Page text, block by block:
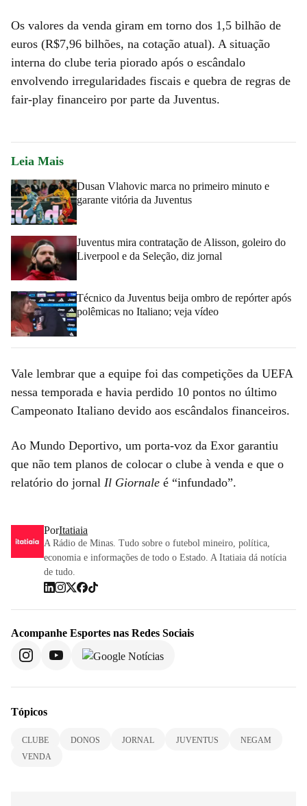
Os valores da venda giram em torno dos 1,5 bilhão de
euros (R$7,96 bilhões, na cotação atual). A situação
interna do clube teria piorado após o escândalo
envolvendo irregularidades fiscais e quebra de regras de
fair-play financeiro por parte da Juventus.
Leia Mais
Dusan Vlahovic marca no primeiro minuto e
garante vitória da Juventus
Juventus mira contratação de Alisson, goleiro do
Liverpool e da Seleção, diz jornal
Técnico da Juventus beija ombro de repórter após
polêmicas no Italiano; veja vídeo
Vale lembrar que a equipe foi das competições da UEFA
nessa temporada e havia perdido 10 pontos no último
Campeonato Italiano devido aos escândalos financeiros.
Ao Mundo Deportivo, um porta-voz da Exor garantiu
que não tem planos de colocar o clube à venda e que o
relatório do jornal Il Giornale é “infundado”.
PorItatiaia
A Rádio de Minas. Tudo sobre o futebol mineiro, política,
economia e informações de todo o Estado. A Itatiaia dá notícia
de tudo.
Acompanhe Esportes nas Redes Sociais
Tópicos
CLUBE DONOS JORNAL JUVENTUS
NEGAM
VENDA